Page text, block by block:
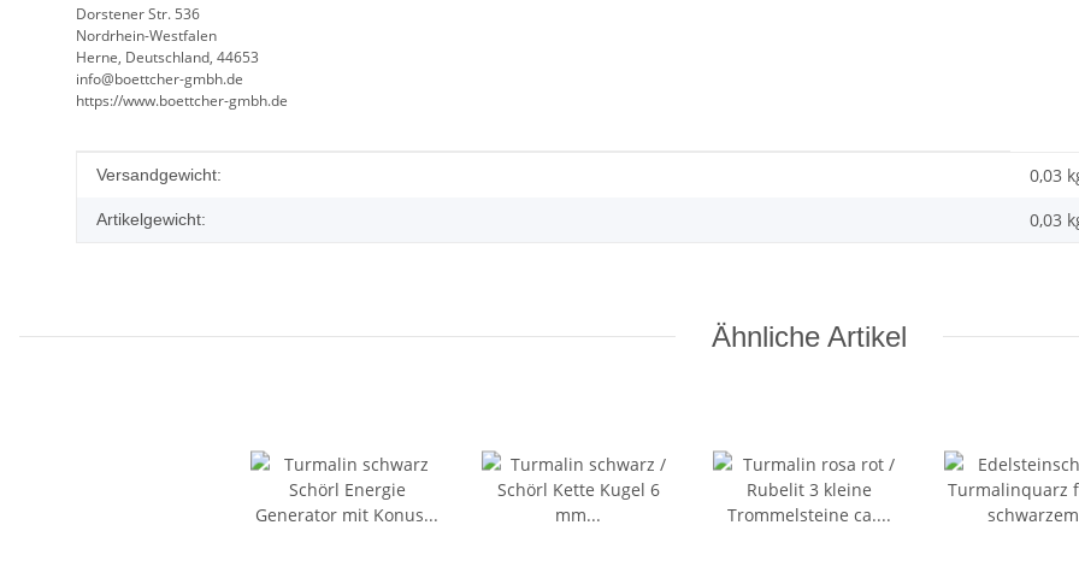
Dorstener Str. 536
Nordrhein-Westfalen
Herne, Deutschland, 44653
info@boettcher-gmbh.de
https://www.boettcher-gmbh.de
Produkteigenschaft
Wert
Versandgewicht: 0,03
Artikelgewicht: 0,03
Ähnliche Artikel